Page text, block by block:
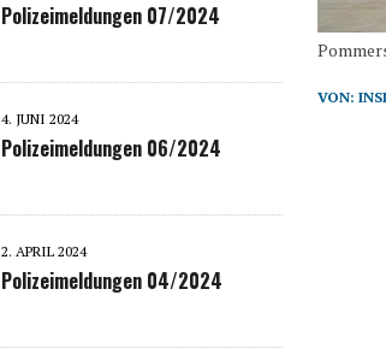
VON:
Polizeimeldungen 07/2024
4. JUNI 2024
Polizeimeldungen 06/2024
2. APRIL 2024
Polizeimeldungen 04/2024